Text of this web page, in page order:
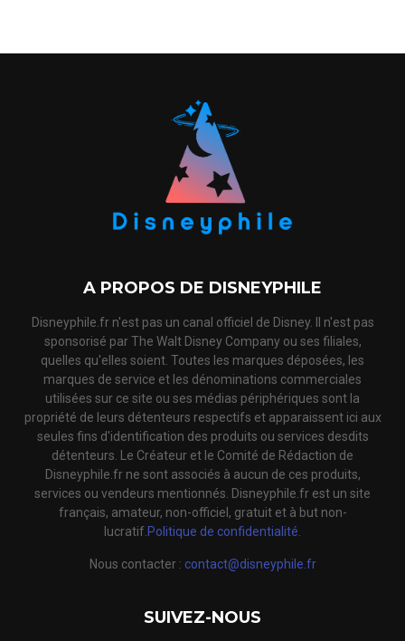
A PROPOS DE DISNEYPHILE
Disneyphile.fr n'est pas un canal officiel de Disney. Il n'est pas
sponsorisé par The Walt Disney Company ou ses filiales,
quelles qu'elles soient. Toutes les marques déposées, les
marques de service et les dénominations commerciales
utilisées sur ce site ou ses médias périphériques sont la
propriété de leurs détenteurs respectifs et apparaissent ici aux
seules fins d'identification des produits ou services desdits
détenteurs. Le Créateur et le Comité de Rédaction de
Disneyphile.fr ne sont associés à aucun de ces produits,
services ou vendeurs mentionnés. Disneyphile.fr est un site
français, amateur, non-officiel, gratuit et à but non-
lucratif.Politique de confidentialité.
Nous contacter : contact@disneyphile.fr
SUIVEZ-NOUS